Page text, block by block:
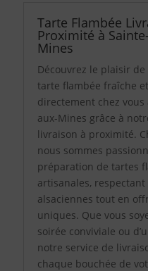
Tarte Flambée
Proximité à
Mines
Découvrez le plaisir
tarte flambée fraîche
directement chez vous
aux-Mines grâce à
livraison à proximité.
nous sommes
préparation de tartes
artisanales,
alsaciennes tout en
uniques. Que vous
soirée conviviale ou
notre service de
chaque bouchée de